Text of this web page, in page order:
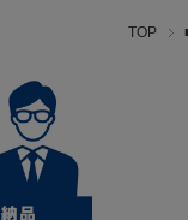
TOP